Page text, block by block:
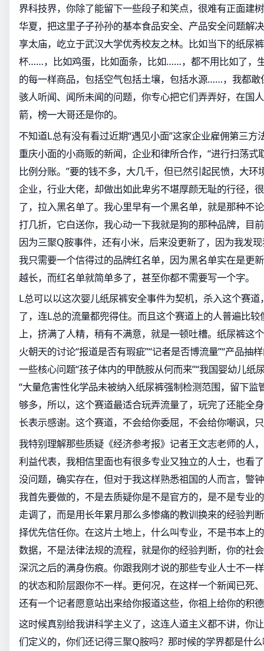
界科技界，你除了能留下一些段子和笑点，很难有正面建
华夏，把这里子子孙孙的基本食品安全、产品安全问题解
享太庙，屹立于武汉大学优秀校友之林。比如当下的纸尿
杯……，比如鸡蛋，比如面条，比如……，都不用比如了，
的每一样商品，包括空气包括土壤，包括水源……，我都敢
骇人听闻、闻所未闻的问题，你专心把它们弄弄好，在国
箭，榜一大哥还是你的。
不知道L总有没有看过近期“遇见小面”这家企业雇佣第三方
重庆小面的小商贩的新闻，企业和律所合作，“进行扫荡式
比例分账。”要的钱不多，大几千，但已然引起民愤，大环
企业，行业大佬，却做出如此卑劣不堪厚颜无耻的行径，
了，拉入黑名单了。我心里早有一个黑名单，就是那种不
打几折，它白送你，我心动一下我就是狗的那种品牌，目
因为三聚Q胺事件，还有小米，后来没更新了，因为我发
我只需要一个信得过的品牌红名单，因为黑名单实在是更
越长，而红名单就简单多了，甚至你都不需要写一个字。
L总可以以这次婴儿纸尿裤安全事件为契机，杀入这个赛
了，连L总的流量都兜得住。而且这个赛道上的人普遍比
上，挤满了人精，稍有不满意，就是一顿吐槽。纸尿裤这
火朝天的讨论“报道是否有瑕疵”“记者是否博流量”“产品抽
一些核心问题“孩子体内的甲酰胺从何而来”“我国婴幼儿纸
“大量危害性化学品未被纳入纸尿裤强制检测范围，留下监
够多，所以，这个赛道最适合玩弄流量了，玩完了还能全
长表示感谢。这个赛道，不会给你委屈，不会给你嘲讽，
我特别理解那些质疑《经济参考报》记者王文志老师的人
利益代表，我相信里面也有很多专业又独立的人士，也看
没问题，确实存在，但对于我这样熟悉祖国的人而言，警
我首先要做的，不是去质疑你是不是官方的，是不是专业
走调了，而是用长年累月那么多惨痛的教训换来的经验判
择优先信任你。在这片土地上，什么叫专业，不是书本上
数据，不是法律法规的流程，就是你的经验判断，你的社
深沉之后的满身伤痕。你跟我刚才说的那些专业人士不一
的状态和阶层跟你不一样。更何况，在这样一个新闻已死
还有一个记者愿意站出来给你报道这些，你祖上给你的积
这时候真别给我讲科学主义了，这连人道主义都不讲，你
们定义的，你们还记得三聚Q胺吗？那时候的学界都是什